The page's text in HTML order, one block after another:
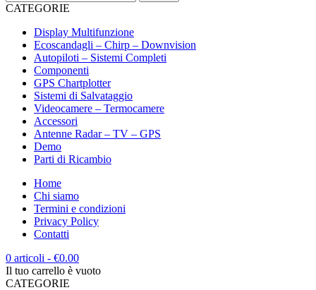
CATEGORIE
Display Multifunzione
Ecoscandagli – Chirp – Downvision
Autopiloti – Sistemi Completi
Componenti
GPS Chartplotter
Sistemi di Salvataggio
Videocamere – Termocamere
Accessori
Antenne Radar – TV – GPS
Demo
Parti di Ricambio
Home
Chi siamo
Termini e condizioni
Privacy Policy
Contatti
0 articoli - €0.00
Il tuo carrello è vuoto
CATEGORIE